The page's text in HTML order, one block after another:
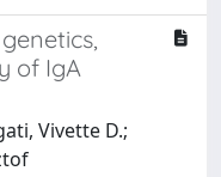
of IgA
Vivette D.;